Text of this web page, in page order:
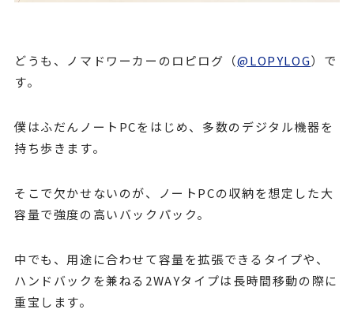
どうも、ノマドワーカーのロピログ（@LOPYLOG）で
す。
僕はふだんノートPCをはじめ、多数のデジタル機器を
持ち歩きます。
そこで欠かせないのが、ノートPCの収納を想定した大
容量で強度の高いバックパック。
中でも、用途に合わせて容量を拡張できるタイプや、
ハンドバックを兼ねる2WAYタイプは長時間移動の際に
重宝します。